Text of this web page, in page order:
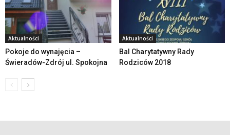
Aktualności
Pokoje do wynajęcia –
Świeradów-Zdrój ul. Spokojna
Aktualności
Bal Charytatywny Rady
Rodziców 2018